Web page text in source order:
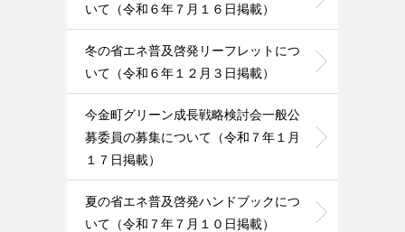
いて（令和６年７月１６日掲載）
冬の省エネ普及啓発リーフレットにつ
いて（令和６年１２月３日掲載）
今金町グリーン成長戦略検討会一般公
募委員の募集について（令和７年１月
１７日掲載）
夏の省エネ普及啓発ハンドブックにつ
いて（令和７年７月１０日掲載）